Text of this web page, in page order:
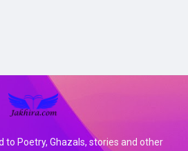
to Poetry, Ghazals, stories and other